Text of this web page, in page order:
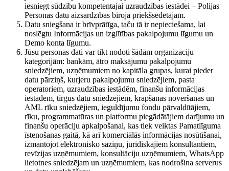
iesniegt sūdzību kompetentajai uzraudzības iestādei – Polijas
Personas datu aizsardzības biroja priekšsēdētājam.
Datu sniegšana ir brīvprātīga, taču tā ir nepieciešama, lai
noslēgtu Informācijas un izglītības pakalpojumu līgumu un
Demo konta līgumu.
Jūsu personas dati var tikt nodoti šādām organizāciju
kategorijām: bankām, ātro maksājumu pakalpojumu
sniedzējiem, uzņēmumiem no kapitāla grupas, kurai pieder
datu pārziņš, kurjeru pakalpojumu sniedzējiem, pasta
operatoriem, uzraudzības iestādēm, finanšu informācijas
iestādēm, tirgus datu sniedzējiem, krāpšanas novēršanas un
AML rīku sniedzējiem, ieguldījumu fondu pārvaldītājiem,
rīku, programmatūras un platformu piegādātājiem darījumu un
finanšu operāciju apkalpošanai, kas tiek veiktas Pamatlīguma
īstenošanas gaitā, kā arī komerciālās informācijas nosūtīšanai,
izmantojot elektronisko saziņu, juridiskajiem konsultantiem,
revīzijas uzņēmumiem, konsultāciju uzņēmumiem, WhatsApp
lietotnes sniedzējam un uzņēmumiem, kas nodrošina serverus